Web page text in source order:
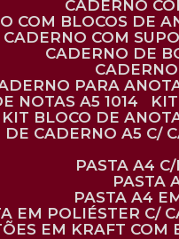
CADERNO
COM BLOCOS DE
CADERNO COM
CADERNO DE
PARA
NOTAS A5 1014
KIT BLOCO DE
DE CADERNO A5 C/
PASTA A4
PASTA
PASTA A4
EM POLIÉSTER C/
EM KRAFT